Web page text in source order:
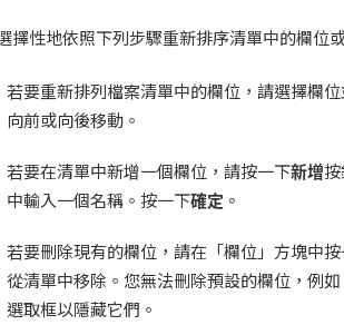
擇性地依照下列步驟重新排序清單中的欄位
若要重新排列檔案清單中的欄位，請選擇欄
向前或向後移動。
若要在清單中新增一個欄位，請按一下新增
中輸入一個名稱。按一下確定 。
若要刪除現有的欄位，請在「欄位」方塊中
從清單中移除。您無法刪除預設的欄位，例
選取框以隱藏它們。